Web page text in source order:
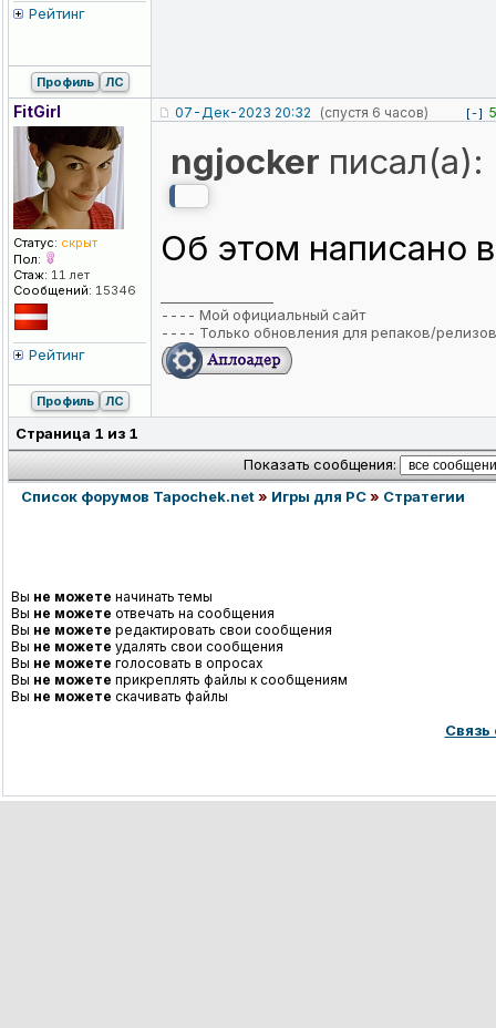
Рейтинг
Профиль ЛС
FitGirl
Статус: скрыт
Пол:
Стаж: 11 лет
Сообщений: 15346
Рейтинг
07-Дек-2023 20:32 (спустя 6 часов) [-] 5
ngjocker писал(а):
Об этом написано
---- Мой официальный сайт
---- Только обновления для репаков/релизов
Профиль ЛС
Страница 1 из 1
Показать сообщения:
Список форумов Tapochek.net» Игры для PC» Стратегии
Вы не можете начинать темы
Вы не можете отвечать на сообщения
Вы не можете редактировать свои сообщения
Вы не можете удалять свои сообщения
Вы не можете голосовать в опросах
Вы не можете прикреплять файлы к сообщениям
Вы не можете скачивать файлы